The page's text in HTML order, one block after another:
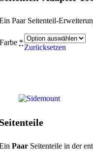
Paar Seitenteil-
Farbe *
Zurücksetzen
Paar Seitenteile in der